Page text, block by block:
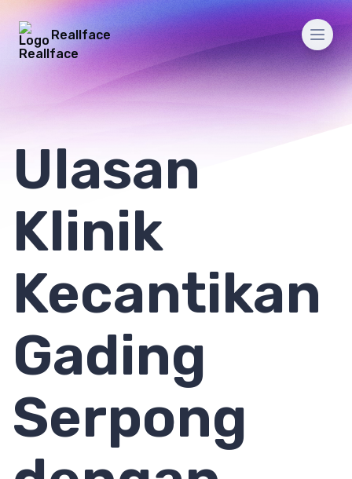
Reallface
Ulasan
Klinik
Kecantikan
Gading
Serpong